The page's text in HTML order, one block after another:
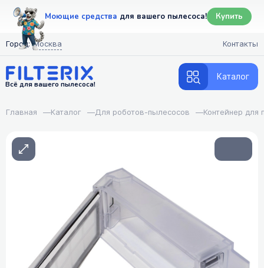
Моющие средства для вашего пылесоса! Купить
Город: Москва Контакты
Всё для вашего пылесоса!
Каталог
Главная —Каталог —Для роботов-пылесосов —Контейнер для